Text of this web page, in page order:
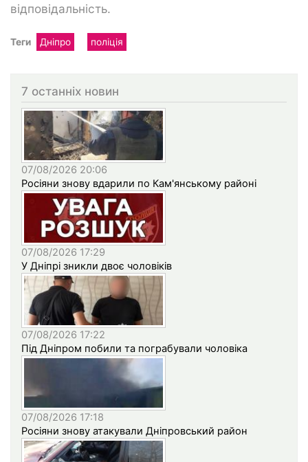
відповідальність.
Теги Дніпро поліція
7 останніх новин
07/08/2026 20:06
Росіяни знову вдарили по Кам'янському районі
07/08/2026 17:29
У Дніпрі зникли двоє чоловіків
07/08/2026 17:22
Під Дніпром побили та пограбували чоловіка
07/08/2026 17:18
Росіяни знову атакували Дніпровський район